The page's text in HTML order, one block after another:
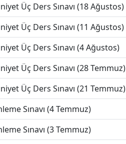
Üç Ders Sınavı (18 Ağustos)
Üç Ders Sınavı (11 Ağustos)
Üç Ders Sınavı (4 Ağustos)
Üç Ders Sınavı (28 Temmuz)
Üç Ders Sınavı (21 Temmuz)
Sınavı (4 Temmuz)
Sınavı (3 Temmuz)